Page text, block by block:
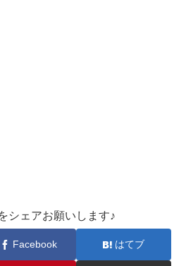
シェアお願いします♪︎
Facebook はてブ